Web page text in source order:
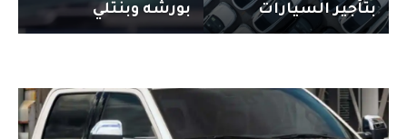
بتأجير السيارات
بورشه وبنتلي